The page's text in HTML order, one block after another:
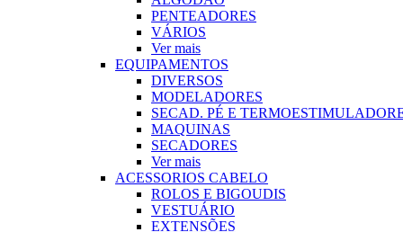
PENTEADORES
VÁRIOS
Ver mais
EQUIPAMENTOS
DIVERSOS
MODELADORES
SECAD. PÉ E
MAQUINAS
SECADORES
Ver mais
ACESSORIOS CABELO
ROLOS E BIGOUDIS
VESTUÁRIO
EXTENSÕES